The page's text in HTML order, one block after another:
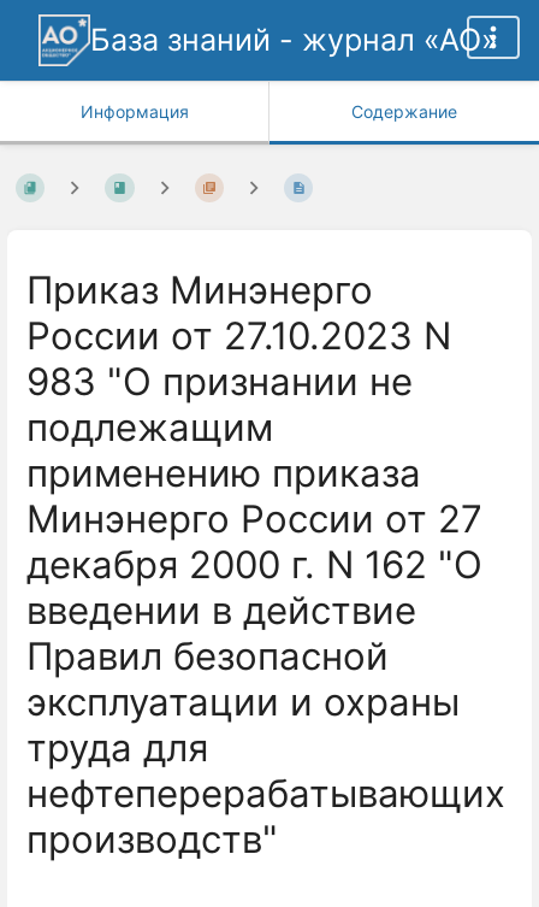
База знаний - журнал «АО»
Информация Содержание
Приказ Минэнерго
России от 27.10.2023 N
983 "О признании не
подлежащим
применению приказа
Минэнерго России от 27
декабря 2000 г. N 162 "О
введении в действие
Правил безопасной
эксплуатации и охраны
труда для
нефтеперерабатывающих
производств"